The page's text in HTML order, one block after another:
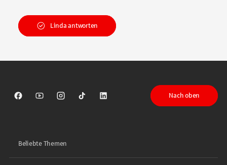
Linda antworten
Sparkasse auf Facebook
Sparkasse auf Youtube
Sparkasse auf Instagram
Sparkasse auf TikTok
Sparkasse auf LinkedIn
Nach oben
Beliebte Themen